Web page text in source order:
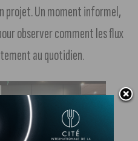
projet. Un moment informel,
observer comment les flux
au quotidien.